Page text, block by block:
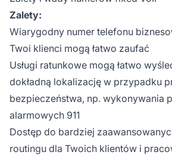
Zalety:
Wiarygodny numer telefonu
Twoi klienci mogą łatwo zaufać
Usługi ratunkowe mogą łatwo
dokładną lokalizację w przypadku
bezpieczeństwa, np. wykonywania
alarmowych 911
Dostęp do bardziej
routingu dla Twoich klientów i